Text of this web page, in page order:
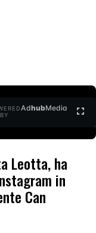
BY
AdhubMedia
Leotta, ha
in
Can